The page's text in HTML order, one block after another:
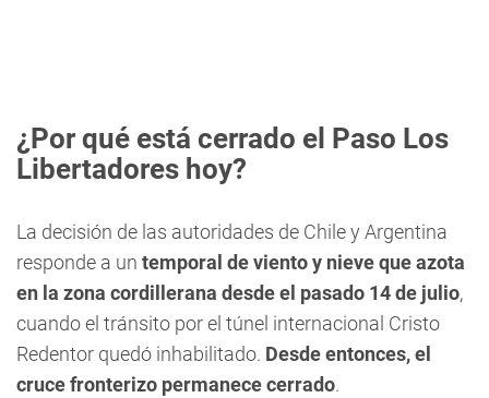
¿Por qué está cerrado el Paso Los
Libertadores hoy?
La decisión de las autoridades de Chile y Argentina
responde a un temporal de viento y nieve que azota
en la zona cordillerana desde el pasado 14 de julio,
cuando el tránsito por el túnel internacional Cristo
Redentor quedó inhabilitado. Desde entonces, el
cruce fronterizo permanece cerrado.